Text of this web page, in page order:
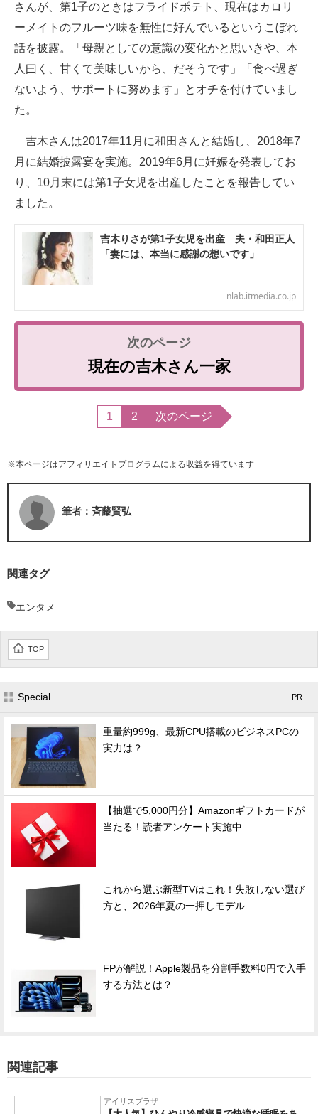
さんが、第1子のときはフライドポテト、現在はカロリ
ーメイトのフルーツ味を無性に好んでいるというこぼれ
話を披露。「母親としての意識の変化かと思いきや、本
人曰く、甘くて美味しいから、だそうです」「食べ過ぎ
ないよう、サポートに努めます」とオチを付けていまし
た。
吉木さんは2017年11月に和田さんと結婚し、2018年7
月に結婚披露宴を実施。2019年6月に妊娠を発表してお
り、10月末には第1子女児を出産したことを報告してい
ました。
吉木りさが第1子女児を出産 夫・和田正人
「妻には、本当に感謝の想いです」
nlab.itmedia.co.jp
現在の吉木さん一家
1 2 次のページ
※本ページはアフィリエイトプログラムによる収益を得ています
筆者：斉藤賢弘
関連タグ
エンタメ
TOP
Special - PR -
重量約999g、最新CPU搭載のビジネスPCの
実力は？
【抽選で5,000円分】Amazonギフトカードが
当たる！読者アンケート実施中
これから選ぶ新型TVはこれ！失敗しない選び
方と、2026年夏の一押しモデル
FPが解説！Apple製品を分割手数料0円で入手
する方法とは？
関連記事
アイリスプラザ